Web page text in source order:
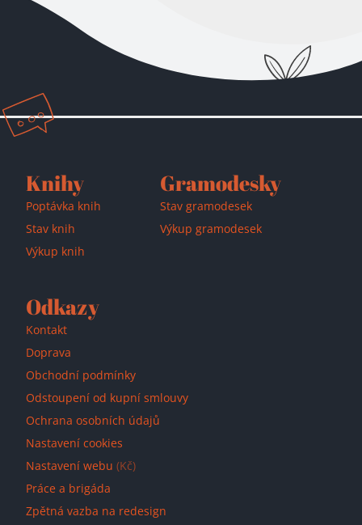
Knihy
Poptávka knih
Stav knih
Výkup knih
Gramodesky
Stav gramodesek
Výkup gramodesek
Odkazy
Kontakt
Doprava
Obchodní podmínky
Odstoupení od kupní smlouvy
Ochrana osobních údajů
Nastavení cookies
Nastavení webu (Kč)
Práce a brigáda
Zpětná vazba na redesign